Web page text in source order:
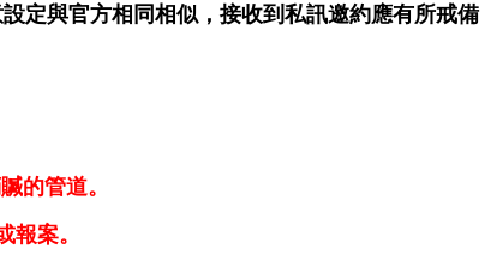
定與官方相同相似，接收到私訊邀約應有所戒
的管道。
案。